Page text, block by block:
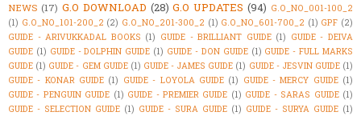
NEWS (17) G.O DOWNLOAD (28) G.O UPDATES (94) G.O_NO_001-100_2
(1) G.O_NO_101-200_2 (2) G.O_NO_201-300_2 (1) G.O_NO_601-700_2 (1) GPF (2)
GUIDE - ARIVUKKADAL BOOKS (1) GUIDE - BRILLIANT GUIDE (1) GUIDE - DEIVA
GUIDE (1) GUIDE - DOLPHIN GUIDE (1) GUIDE - DON GUIDE (1) GUIDE - FULL MARKS
GUIDE (1) GUIDE - GEM GUIDE (1) GUIDE - JAMES GUIDE (1) GUIDE - JESVIN GUIDE (1)
GUIDE - KONAR GUIDE (1) GUIDE - LOYOLA GUIDE (1) GUIDE - MERCY GUIDE (1)
GUIDE - PENGUIN GUIDE (1) GUIDE - PREMIER GUIDE (1) GUIDE - SARAS GUIDE (1)
GUIDE - SELECTION GUIDE (1) GUIDE - SURA GUIDE (1) GUIDE - SURYA GUIDE (1)